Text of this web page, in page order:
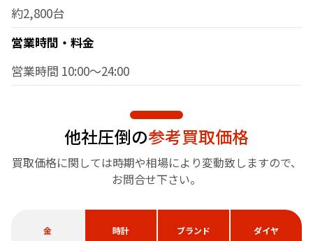
約2,800台
営業時間・料金
営業時間 10:00～24:00
他社圧倒の参考買取価格
買取価格に関しては時期や相場により変動致しますので、
お問合せ下さい。
金 時計 ブランド ダイヤ